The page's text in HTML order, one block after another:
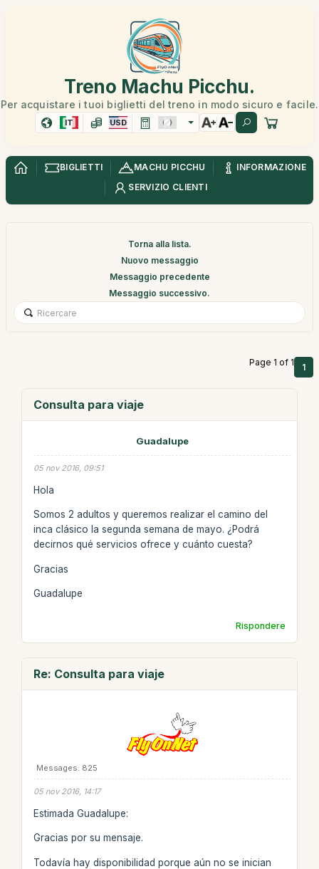
Treno Machu Picchu.
Per acquistare i tuoi biglietti del treno in modo sicuro e facile.
IT USD
BIGLIETTI MACHU PICCHU
INFORMAZIONE
SERVIZIO CLIENTI
Torna alla lista.
Nuovo messaggio
Messaggio precedente
Messaggio successivo.
Page 1 of 1 1
Consulta para viaje
Guadalupe
05 nov 2016, 09:51
Hola
Somos 2 adultos y queremos realizar el camino del
inca clásico la segunda semana de mayo. ¿Podrá
decirnos qué servicios ofrece y cuánto cuesta?
Gracias
Guadalupe
Rispondere
Re: Consulta para viaje
Messages: 825
05 nov 2016, 14:17
Estimada Guadalupe:
Gracias por su mensaje.
Todavía hay disponibilidad porque aún no se inician